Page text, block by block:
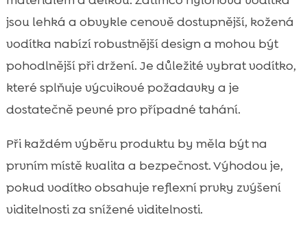
jsou lehká a obvykle cenově dostupnější, kožená
vodítka nabízí robustnější design a mohou být
pohodlnější při držení. Je důležité vybrat vodítko,
které splňuje výcvikové požadavky a je
dostatečně pevné pro případné tahání.
Při každém výběru produktu by měla být na
prvním místě kvalita a bezpečnost. Výhodou je,
pokud vodítko obsahuje reflexní prvky zvýšení
viditelnosti za snížené viditelnosti.